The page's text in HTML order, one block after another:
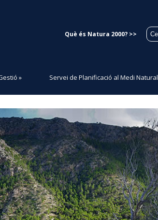
Què és Natura 2000? >>
» Servei de Planificació al Medi Natural